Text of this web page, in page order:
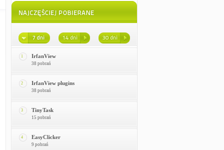
1 IrfanView
38 pobrań
2 IrfanView plugins
38 pobrań
3 TinyTask
15 pobrań
4 EasyClicker
9 pobrań